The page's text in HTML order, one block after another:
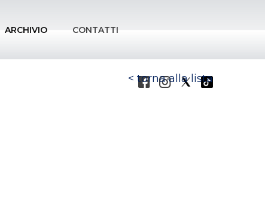
ARCHIVIO CONTATTI
torna alla lista